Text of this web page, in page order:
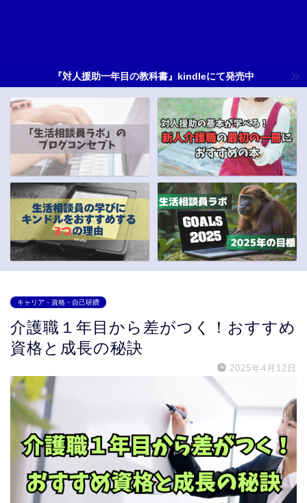
『対人援助一年目の教科書』kindleにて発売中
キャリア・資格・自己研鑽
介護職１年目から差がつく！おすすめ
資格と成長の秘訣
2025年4月12日